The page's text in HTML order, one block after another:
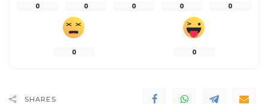
0 0 0 0 0
0 0
SHARES